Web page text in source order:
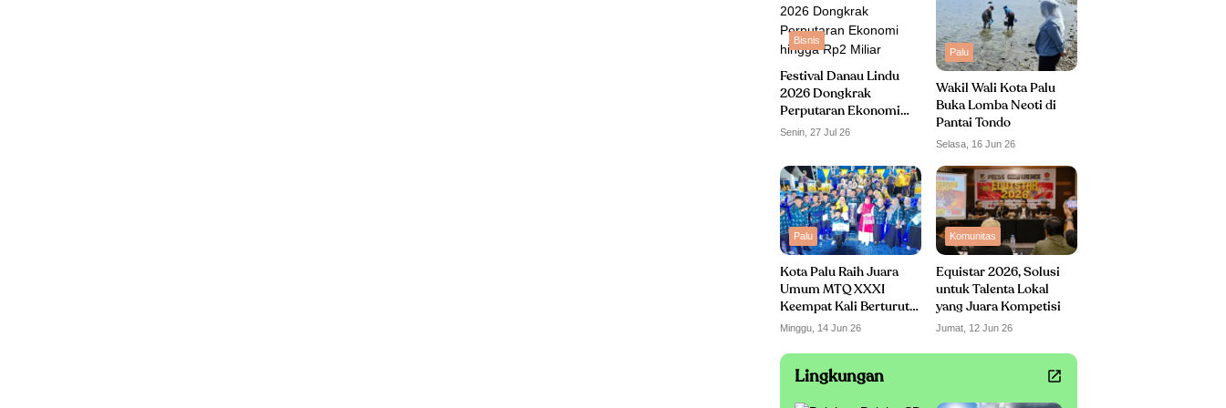
Bisnis
Festival Danau Lindu
2026 Dongkrak
Perputaran Ekonomi
hingga Rp2 Miliar
Senin, 27 Jul 26
Palu
Wakil Wali Kota Palu
Buka Lomba Neoti di
Pantai Tondo
Selasa, 16 Jun 26
Palu
Kota Palu Raih Juara
Umum MTQ XXXI
Keempat Kali Berturut-
turut
Minggu, 14 Jun 26
Komunitas
Equistar 2026, Solusi
untuk Talenta Lokal
yang Juara Kompetisi
Jumat, 12 Jun 26
Lingkungan